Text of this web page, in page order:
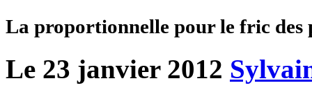
La proportionnelle pour le fric des
Le 23 janvier 2012